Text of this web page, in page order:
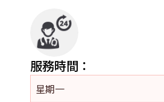
服務時間：
星期一